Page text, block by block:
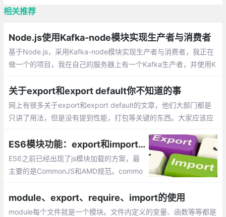
相关推荐
Node.js使用Kafka-node模块实现生产者与消费者
基于Node.js，采用Kafka-node模块实现生产者与消费者，我正在
做一个的项目，我在自己的服务器上有一个Kafka生产者，并使用K
关于export和export default你不知道的事
网上有很多关于export和export default的文章，他们大部门都是
只讲了用法，但是没有提到性能，打包等关键的东西。大家应该应
包到文件中，而import {func} from xxx只会把文件中的func导入
ES6模块功能：export和import的加载方式
ES6之前已经出现了js模块加载的方案，最
主要的是CommonJS和AMD规范。commo
dejs。AMD规范应用于浏览器，如requirej
s，为异步加载。
module、export、require、import的使用
module每个文件就是一个模块。文件内定义的变量、函数等等都是